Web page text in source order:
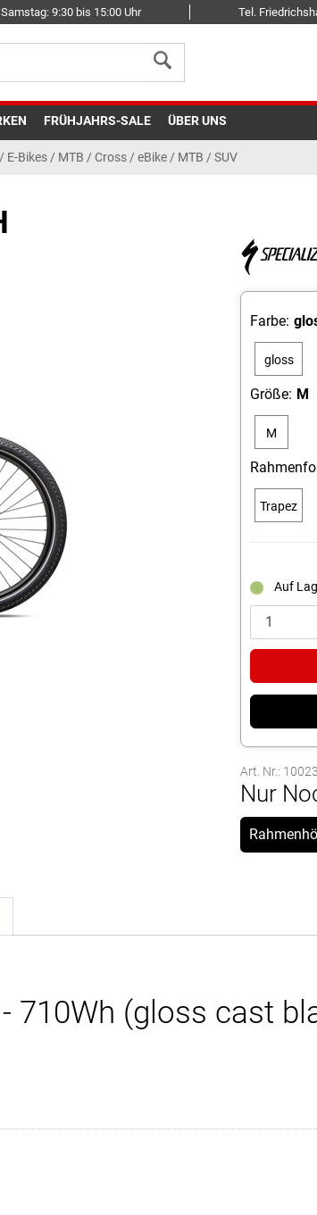
9:30 bis 15:00 Uhr Tel.
FRÜHJAHRS-SALE ÜBER UNS
E-Bikes/ MTB / Cross/ eBike / MTB / SUV
Farbe:
gloss
satin
silver
Größe: M
M
Trapez
Auf
Art. Nr.:
Nur
710Wh (gloss cast